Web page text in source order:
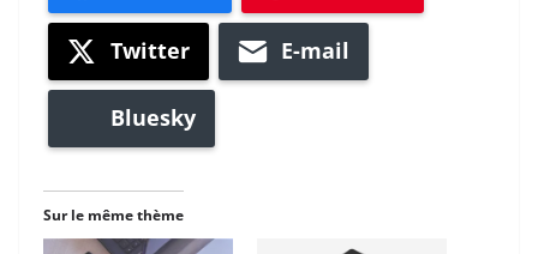
Twitter E-mail
Bluesky
Sur le même thème